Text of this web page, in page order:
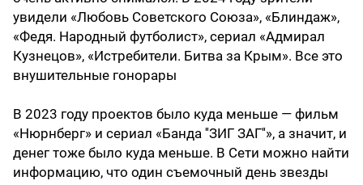
увидели «Любовь Советского Союза», «Блиндаж»,
«Федя. Народный футболист», сериал «Адмирал
Кузнецов», «Истребители. Битва за Крым». Все это
внушительные гонорары
В 2023 году проектов было куда меньше — фильм
«Нюрнберг» и сериал «Банда ''ЗИГ ЗАГ''», а значит, и
денег тоже было куда меньше. В Сети можно найти
информацию, что один съемочный день звезды